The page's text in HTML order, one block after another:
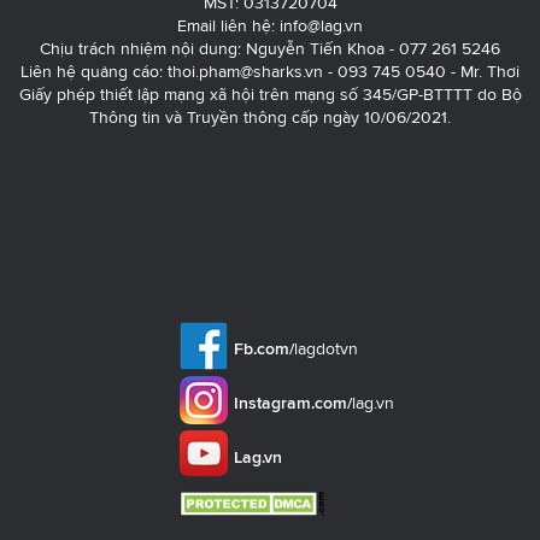
Email liên hệ: info@lag.vn
Chịu trách nhiệm nội dung: Nguyễn Tiến Khoa - 077 261 5246
Liên hệ quảng cáo: thoi.pham@sharks.vn - 093 745 0540 - Mr. Thơi
Giấy phép thiết lập mạng xã hội trên mạng số 345/GP-BTTTT do Bộ
Thông tin và Truyền thông cấp ngày 10/06/2021.
Fb.com/lagdotvn
Instagram.com/lag.vn
Lag.vn